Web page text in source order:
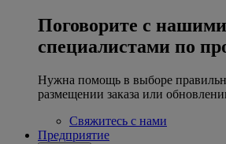
Поговорите с нашими
специалистами по
Нужна помощь в выборе
размещении заказа или
Свяжитесь с нами
Предприятие